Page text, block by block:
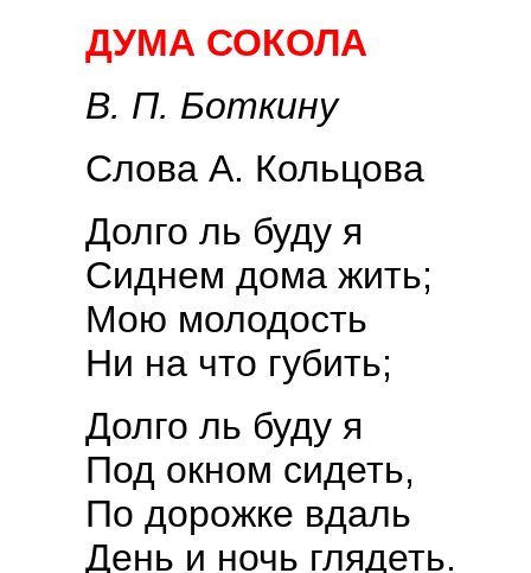
ДУМА СОКОЛА
В. П. Боткину
Слова А. Кольцова
Долго ль буду я
Сиднем дома жить;
Мою молодость
Ни на что губить;
Долго ль буду я
Под окном сидеть,
По дорожке вдаль
День и ночь глядеть.